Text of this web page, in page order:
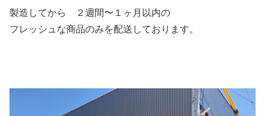
製造してから ２週間〜１ヶ月以内の
フレッシュな商品のみを配送しております。